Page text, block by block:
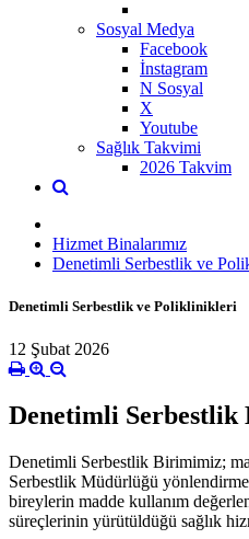
Sosyal Medya
Facebook
İnstagram
N Sosyal
X
Youtube
Sağlık Takvimi
2026 Takvim
Hizmet Binalarımız
Denetimli Serbestlik ve
Denetimli Serbestlik ve Poliklinikleri
12 Şubat 2026
Denetimli
Denetimli Serbestlik Birimimiz;
Serbestlik Müdürlüğü
bireylerin madde kullanım
süreçlerinin yürütüldüğü sağlık